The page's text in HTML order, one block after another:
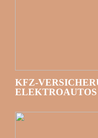
KFZ-
ELEKTROAUTOS